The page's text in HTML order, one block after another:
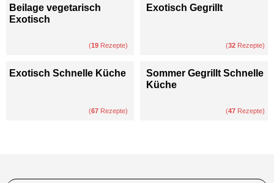
Beilage vegetarisch
Exotisch
(19 Rezepte)
Exotisch Gegrillt
(32 Rezepte)
Exotisch Schnelle Küche
(67 Rezepte)
Sommer Gegrillt Schnelle
Küche
(47 Rezepte)